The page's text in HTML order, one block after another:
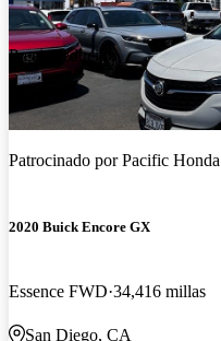
Precio reducido
Patrocinado porPacific Honda
2020 Buick Encore GX
Essence FWD 34,416 millas
San Diego, CA